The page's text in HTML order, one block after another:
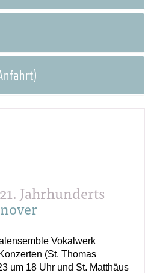
Jahrhunderts
Vokalwerk
(St. Thomas
um 18 Uhr und St. Matthäus